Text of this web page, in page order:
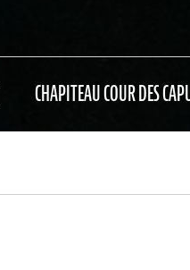
CHAPITEAU COUR DES